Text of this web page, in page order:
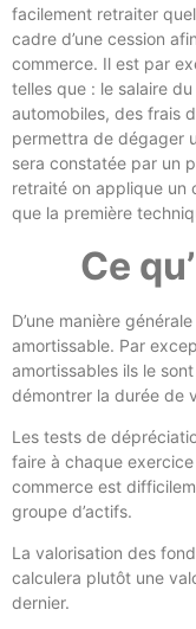
facilement retraiter
cadre d’une cession
commerce. Il est par
telles que : le salaire
automobiles, des frais
permettra de dégager
sera constatée par un
retraité on applique un
que la première
Ce
D’une manière
amortissable. Par
amortissables ils le
démontrer la durée de
Les tests de
faire à chaque
commerce est
groupe d’actifs.
La valorisation des
calculera plutôt une
dernier.